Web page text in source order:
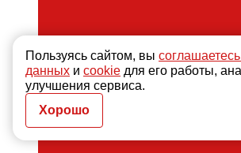
Пользуясь сайтом, вы
данных и cookie для его работы,
улучшения сервиса.
Хорошо